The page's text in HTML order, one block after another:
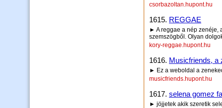
csorbazoltan.hupont.hu
1615. REGGAE
► A reggae a nép zenéje,
szemszögből. Olyan
kory-reggae.hupont.hu
1616. Musicfriends, a
► Ez a weboldal a
musicfriends.hupont.hu
1617. selena gomez
► jöjjetek akik szeretik